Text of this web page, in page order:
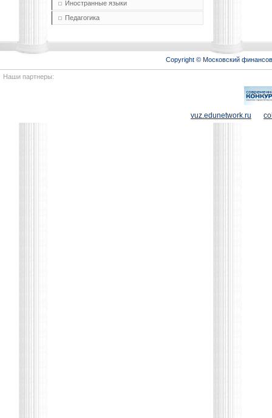
Иностранные языки
Педагогика
Copyright © Московский
Наши партнеры:
vuz.edunetwork.ru